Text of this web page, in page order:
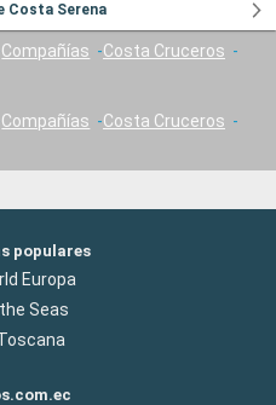
Costa Serena
Compañías
Costa Cruceros
Compañías
Costa Cruceros
populares
Europa
Seas